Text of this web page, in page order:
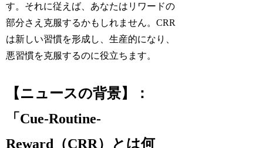
す。それに従えば、あなたはリワードの
部分さえ克服するかもしれません。CRR
は新しい習慣を形成し、生産的になり、
悪習慣を克服するのに役立ちます。
【ニュースの背景】：
「Cue-Routine-
Reward（CRR）とは何